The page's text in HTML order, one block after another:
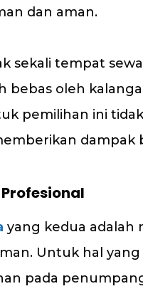
dan aman.
sekali tempat
bebas oleh
pemilihan ini
dampak
yang kedua adalah
Untuk hal
pada